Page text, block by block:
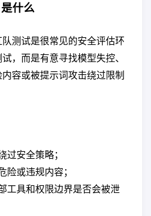
什么
测试是很常见的安全评估环
，而是有意寻找模型失控、
容或被提示词攻击绕过限制
过安全策略；
险或违规内容；
工具和权限边界是否会被泄